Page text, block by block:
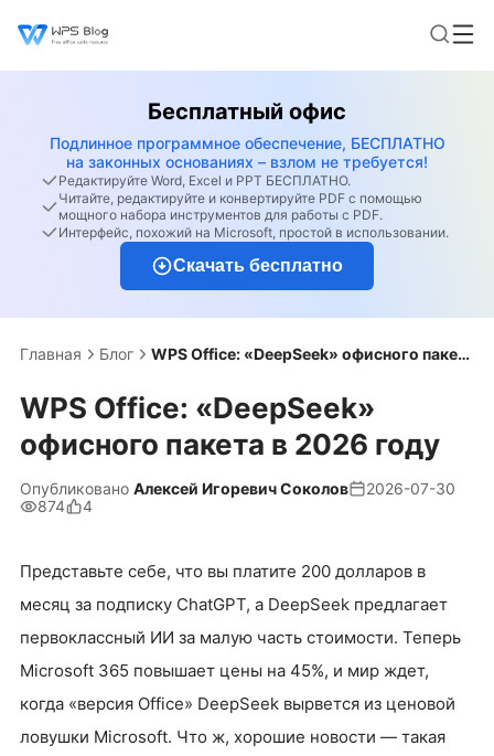
Бесплатный офис
Подлинное программное обеспечение, БЕСПЛАТНО
на законных основаниях – взлом не требуется!
Редактируйте Word, Excel и PPT БЕСПЛАТНО.
Читайте, редактируйте и конвертируйте PDF с помощью
мощного набора инструментов для работы с PDF.
Интерфейс, похожий на Microsoft, простой в использовании.
Скачать бесплатно
Главная Блог WPS Office: «DeepSeek» офисного пакета в 2026 году
WPS Office: «DeepSeek»
офисного пакета в 2026 году
Опубликовано Алексей Игоревич Соколов
2026-07-30
874
4
Представьте себе, что вы платите 200 долларов в
месяц за подписку ChatGPT, а DeepSeek предлагает
первоклассный ИИ за малую часть стоимости. Теперь
Microsoft 365 повышает цены на 45%, и мир ждет,
когда «версия Office» DeepSeek вырвется из ценовой
ловушки Microsoft. Что ж, хорошие новости — такая